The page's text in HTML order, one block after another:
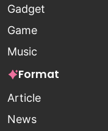
Gadget
Game
Music
Format
Article
News